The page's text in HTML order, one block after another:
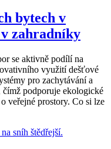
bytech v
zahradníky
se aktivně podílí na
využití dešťové
pro zachytávání a
podporuje ekologické
veřejné prostory. Co si lze